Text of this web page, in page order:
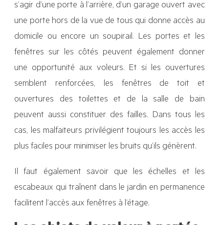
s’agir d’une porte à l’arrière, d’un garage ouvert avec
une porte hors de la vue de tous qui donne accès au
domicile ou encore un soupirail. Les portes et les
fenêtres sur les côtés peuvent également donner
une opportunité aux voleurs. Et si les ouvertures
semblent renforcées, les fenêtres de toit et
ouvertures des toilettes et de la salle de bain
peuvent aussi constituer des failles. Dans tous les
cas, les malfaiteurs privilégient toujours les accès les
plus faciles pour minimiser les bruits qu’ils génèrent.
Il faut également savoir que les échelles et les
escabeaux qui traînent dans le jardin en permanence
facilitent l’accès aux fenêtres à l’étage.